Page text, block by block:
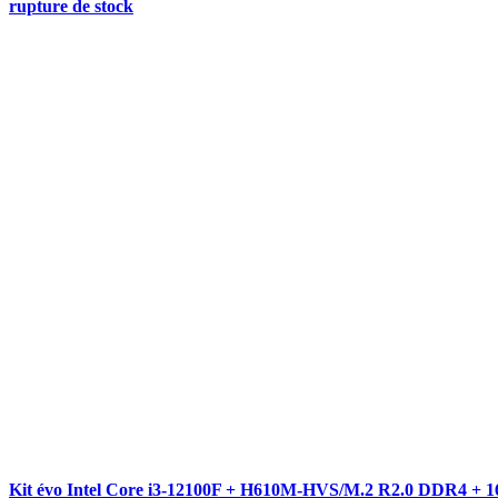
rupture de stock
Kit évo Intel Core i3-12100F + H610M-HVS/M.2 R2.0 DDR4 +